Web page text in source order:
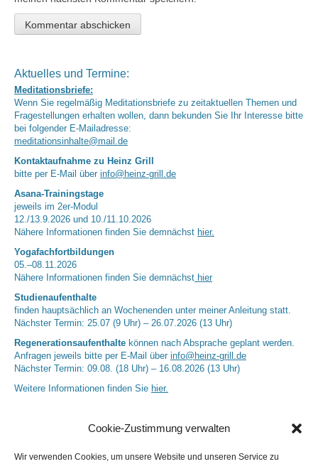
Cookie-Zustimmung verwalten
Wir verwenden Cookies, um unsere Website und unseren Service zu
Aktuelles und Termine:
Meditationsbriefe:
Wenn Sie regelmäßig Meditationsbriefe zu zeitaktuellen Themen und
Fragestellungen erhalten wollen, dann bekunden Sie Ihr Interesse bitte
bei folgender E-Mailadresse:
meditationsinhalte@mail.de
Kontaktaufnahme zu Heinz Grill
bitte per E-Mail über info@heinz-grill.de
Asana-Trainingstage
jeweils im 2er-Modul
12./13.9.2026 und 10./11.10.2026
Nähere Informationen finden Sie demnächst hier.
Yogafachfortbildungen
05.–08.11.2026
Nähere Informationen finden Sie demnächst hier
Studienaufenthalte
finden hauptsächlich an Wochenenden unter meiner Anleitung statt.
Nächster Termin: 25.07 (9 Uhr) – 26.07.2026 (13 Uhr)
Regenerationsaufenthalte können nach Absprache geplant werden.
Anfragen jeweils bitte per E-Mail über info@heinz-grill.de
Nächster Termin: 09.08. (18 Uhr) – 16.08.2026 (13 Uhr)
Weitere Informationen finden Sie hier.